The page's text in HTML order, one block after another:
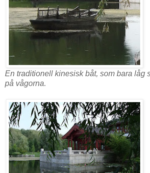
En traditionell kinesisk båt, som bara låg
på vågorna.